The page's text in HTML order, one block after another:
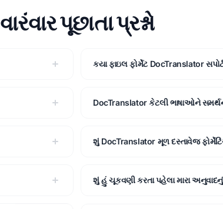
વારંવાર પૂછાતા પ્રશ્નો
કયા ફાઇલ ફોર્મેટ DocTranslator
DocTranslator કેટલી ભાષાઓને
શું DocTranslator મૂળ દસ્તાવેજ
શું હું ચૂકવણી કરતા પહેલા મારા અનુવાદનું